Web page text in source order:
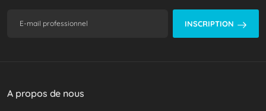
INSCRIPTION
A propos de nous